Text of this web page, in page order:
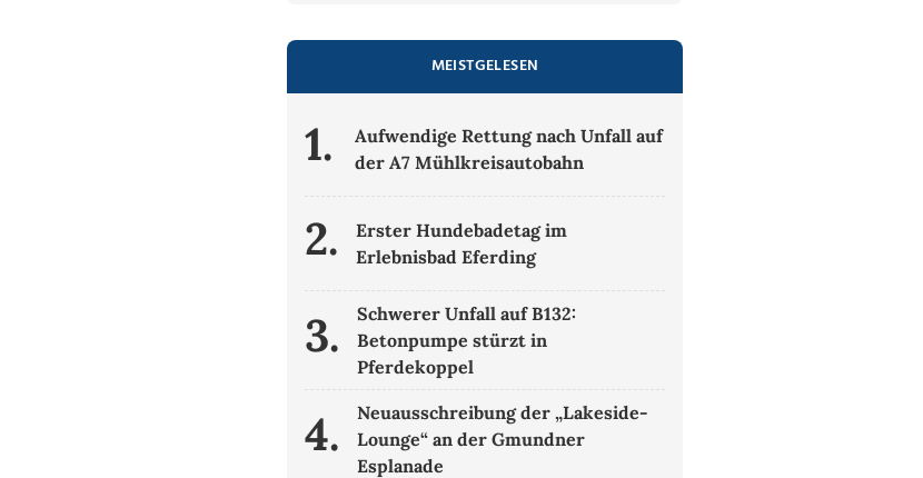
MEISTGELESEN
1.
Aufwendige Rettung nach Unfall auf
der A7 Mühlkreisautobahn
2.
Erster Hundebadetag im
Erlebnisbad Eferding
3.
Schwerer Unfall auf B132:
Betonpumpe stürzt in
Pferdekoppel
4.
Neuausschreibung der „Lakeside-
Lounge“ an der Gmundner
Esplanade